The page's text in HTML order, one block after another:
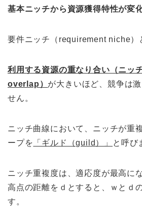
基本ニッチから資源獲得特性が変
要件ニッチ（requirement niche）
利用する資源の重なり合い（ニッ
overlap） が大きいほど、競争は
せん。
ニッチ曲線において、ニッチが重
ープを 「ギルド（guild）」 と呼び
ニッチ重複度は、適応度が最高に
高点の距離をｄとすると、ｗとｄ
す。